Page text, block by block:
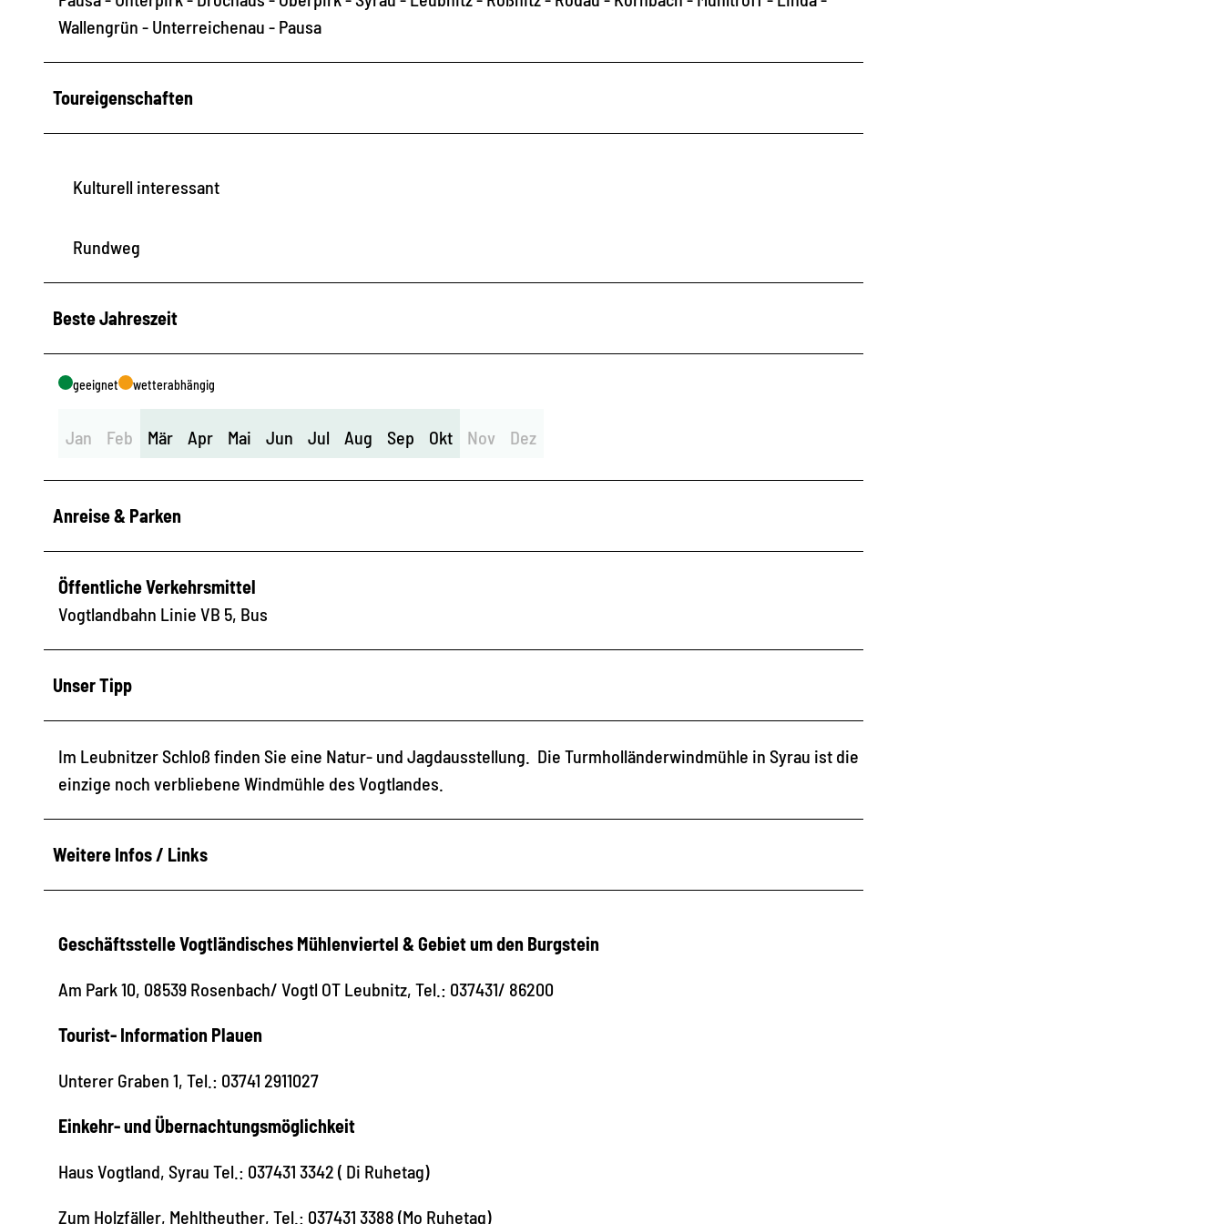
Wallengrün - Unterreichenau - Pausa
Toureigenschaften
Kulturell interessant
Rundweg
Beste Jahreszeit
geeignet wetterabhängig
Jan Feb Mär Apr Mai Jun Jul Aug Sep Okt Nov Dez
Anreise & Parken
Öffentliche Verkehrsmittel
Vogtlandbahn Linie VB 5, Bus
Unser Tipp
Im Leubnitzer Schloß finden Sie eine Natur- und Jagdausstellung. Die Turmholländerwindmühle in Syrau ist die
einzige noch verbliebene Windmühle des Vogtlandes.
Weitere Infos / Links
Geschäftsstelle Vogtländisches Mühlenviertel & Gebiet um den Burgstein
Am Park 10, 08539 Rosenbach/ Vogtl OT Leubnitz, Tel.: 037431/ 86200
Tourist- Information Plauen
Unterer Graben 1, Tel.: 03741 2911027
Einkehr- und Übernachtungsmöglichkeit
Haus Vogtland, Syrau Tel.: 037431 3342 ( Di Ruhetag)
Zum Holzfäller, Mehltheuther, Tel.: 037431 3388 (Mo Ruhetag)